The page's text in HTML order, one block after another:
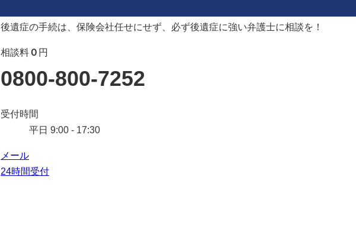
後遺症の手続は、保険会社任せにせず、必ず後遺症に強い弁護士に相談を！
相談料０ 円
0800-800-7252
受付時間
平日 9:00 - 17:30
メール
24時間受付